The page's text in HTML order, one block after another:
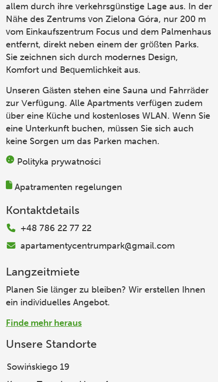
allem durch ihre verkehrsgünstige Lage aus. In der
Nähe des Zentrums von Zielona Góra, nur 200 m
vom Einkaufszentrum Focus und dem Palmenhaus
entfernt, direkt neben einem der größten Parks.
Sie zeichnen sich durch modernes Design,
Komfort und Bequemlichkeit aus.
Unseren Gästen stehen eine Sauna und Fahrräder
zur Verfügung. Alle Apartments verfügen zudem
über eine Küche und kostenloses WLAN. Wenn Sie
eine Unterkunft buchen, müssen Sie sich auch
keine Sorgen um das Parken machen.
Polityka prywatności
Apatramenten regelungen
Kontaktdetails
+48 786 22 77 22
apartamentycentrumpark@gmail.com
Langzeitmiete
Planen Sie länger zu bleiben? Wir erstellen Ihnen
ein individuelles Angebot.
Finde mehr heraus
Unsere Standorte
Sowińskiego 19